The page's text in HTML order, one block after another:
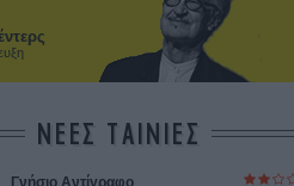
ΝΕΕΣ ΤΑΙΝΙΕΣ
Γνήσιο Αντίγραφο